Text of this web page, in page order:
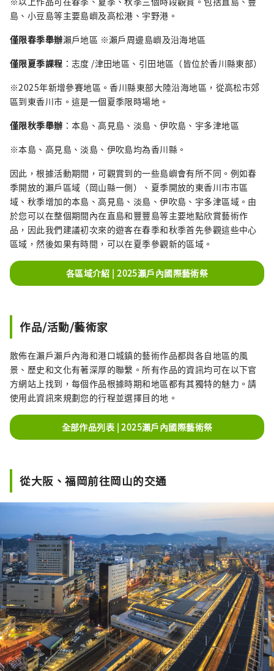
島、小豆島等主要島嶼及高松港、宇野港。
僅限春季舉辦瀨戶地區 ※瀨戶周邊島嶼及沿海地區
僅限夏季課程 ：志度 /津田地區、引田地區（皆位於香川縣東部）
※2025年新增參賽地區。香川縣東部大陸沿海地區，從高松市郊
區到東香川市。這是一個夏季限時場地。
僅限秋季舉辦 ：本島、高見島、淡島、伊吹島、宇多津地區
※本島、高見島、淡島、伊吹島均為香川縣。
因此，根據活動期間，可觀賞到的一些島嶼會有所不同。例如春
季開放的瀨戶區域（岡山縣一側）、夏季開放的東香川市市區
域、秋季增加的本島、高見島、淡島、伊吹島、宇多津區域。由
於您可以在整個期間內在直島和豐豐島等主要地點欣賞藝術作
品，因此我們建議初次來的遊客在春季和秋季首先參觀這些中心
區域，然後如果有時間，可以在夏季參觀新的區域。
各區域介紹 | 2025瀨戶內國際藝術祭
作品/活動/藝術家
散佈在瀨戶瀨戶內海和港口城鎮的藝術作品都與各自地區的風
景、歷史和文化有著深厚的聯繫。所有作品的資訊均可在以下官
方網站上找到，每個作品根據時期和地區都有其獨特的魅力。請
使用此資訊來規劃您的行程並選擇目的地。
全部作品列表 | 2025瀨戶內國際藝術祭
從大阪、福岡前往岡山的交通